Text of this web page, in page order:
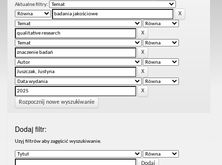
Aktualne filtry:
Rozpocznij nowe wyszukiwanie
Dodaj filtr:
Uzyj filtrów aby zagęścić wyszukiwanie.